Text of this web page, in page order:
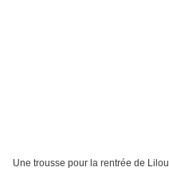
Une trousse pour la rentrée de Lilou.